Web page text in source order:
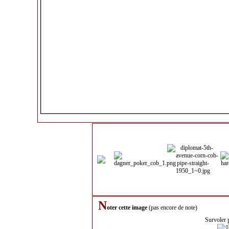
Noter cette image (pas encore de note)
Survoler